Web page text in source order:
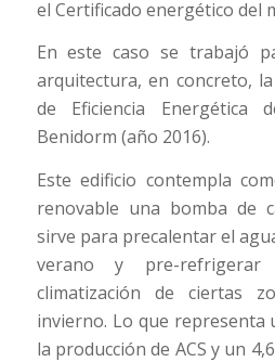
el Certificado energético del
En este caso se trabajó
arquitectura, en concreto,
de Eficiencia Energética
Benidorm (año 2016).
Este edificio contempla
renovable una bomba de
sirve para precalentar el
verano y pre-
climatización de ciertas
invierno. Lo que representa
la producción de ACS y un